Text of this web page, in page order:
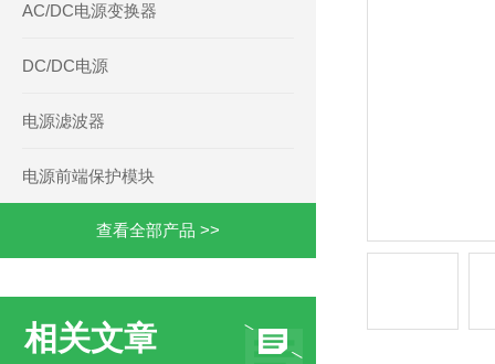
AC/DC电源变换器
DC/DC电源
电源滤波器
电源前端保护模块
查看全部产品 >>
相关文章